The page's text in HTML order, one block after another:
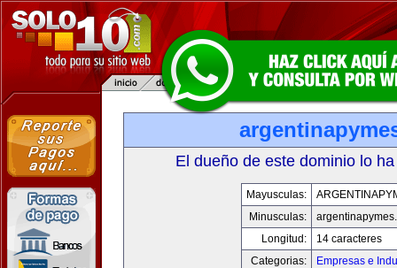
El dueño de este dominio lo
Mayusculas:
Minusculas:
Longitud:
14 caracteres
Categorias:
Empresas e